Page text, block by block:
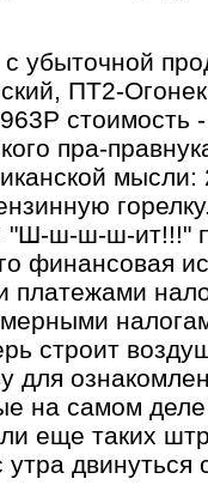
убыточной
ПТ2-
стоимость
пра-
мысли:
"Ш-ш-ш-ш-ит!!!"
финансовая
платежами
строит
для
на самом
еще таких
утра двинуться